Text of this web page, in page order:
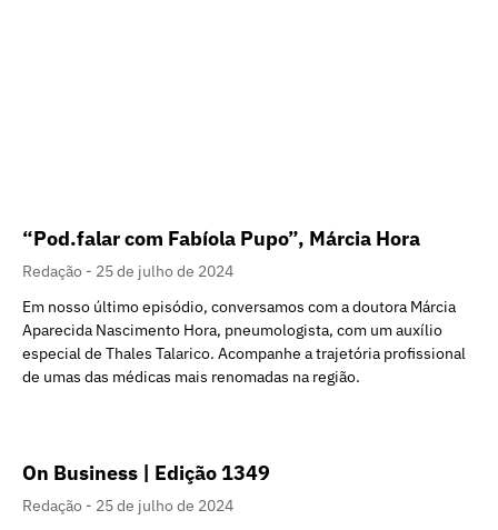
“Pod.falar com Fabíola Pupo”, Márcia Hora
Redação
25 de julho de 2024
Em nosso último episódio, conversamos com a doutora Márcia
Aparecida Nascimento Hora, pneumologista, com um auxílio
especial de Thales Talarico. Acompanhe a trajetória profissional
de umas das médicas mais renomadas na região.
On Business | Edição 1349
Redação
25 de julho de 2024